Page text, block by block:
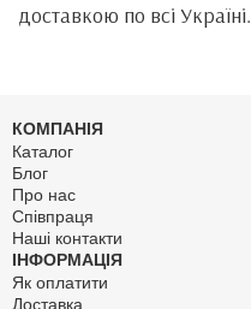
доставкою по всі Україні.
КОМПАНІЯ
Каталог
Блог
Про нас
Співпраця
Наші контакти
ІНФОРМАЦІЯ
Як оплатити
Доставка